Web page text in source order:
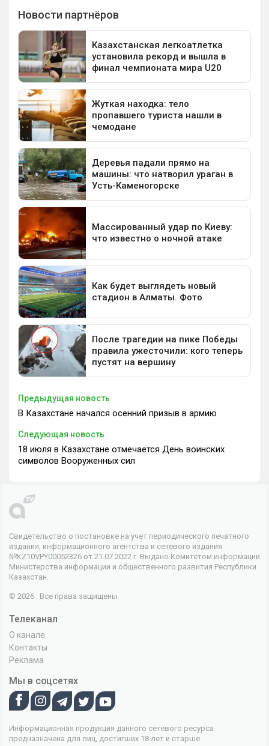
Предыдущая новость
В Казахстане начался осенний призыв в армию
Следующая новость
18 июля в Казахстане отмечается День воинских
символов Вооруженных сил
Свидетельство о постановке на учет периодического печатного
издания, информационного агентства и сетевого издания
№KZ10VPY00052326 от 21.07.2022 г. Выдано Комитетом информации
Министерства информации и общественного развития Республики
Казахстан.
© 2026 . Все права защищены
Телеканал
О канале
Контакты
Реклама
Мы в соцсетях
Информационная продукция данного сетевого ресурса
предназначена для лиц, достигших 18 лет и старше.